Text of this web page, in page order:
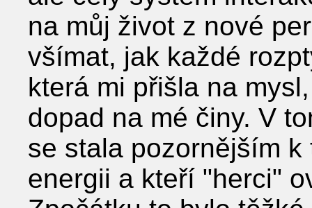
na můj život z nové
všímat, jak každé
která mi přišla na
dopad na mé činy. V
se stala pozornějším
energii a kteří "herci"